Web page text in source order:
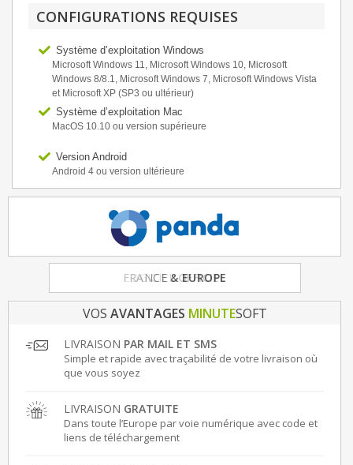
CONFIGURATIONS REQUISES
Système d’exploitation Windows
Microsoft Windows 11, Microsoft Windows 10, Microsoft
Windows 8/8.1, Microsoft Windows 7, Microsoft Windows Vista
et Microsoft XP (SP3 ou ultérieur)
Système d’exploitation Mac
MacOS 10.10 ou version supérieure
Version Android
Android 4 ou version ultérieure
FRANCE & EUROPE
VOS AVANTAGES MINUTESOFT
LIVRAISON PAR MAIL ET SMS
Simple et rapide avec traçabilité de votre livraison où
que vous soyez
LIVRAISON GRATUITE
Dans toute l’Europe par voie numérique avec code et
liens de téléchargement